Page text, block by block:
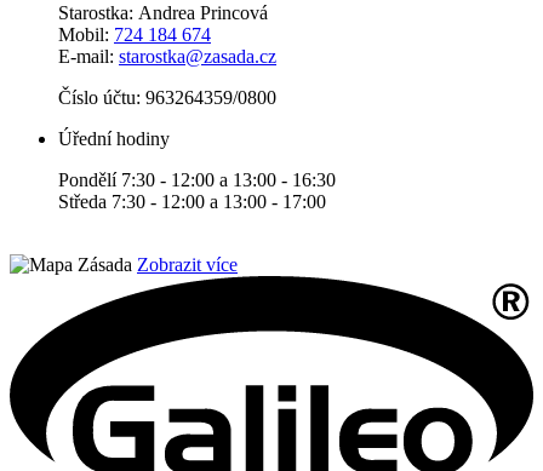
Starostka: Andrea Princová
Mobil: 724 184 674
E-mail: starostka@zasada.cz
Číslo účtu: 963264359/0800
Úřední hodiny
Pondělí 7:30 - 12:00 a 13:00 - 16:30
Středa 7:30 - 12:00 a 13:00 - 17:00
Zobrazit více